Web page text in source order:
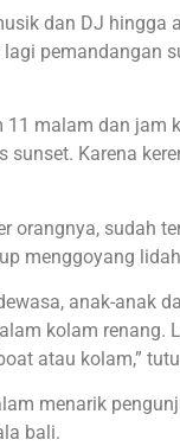
dan DJ hingga
pemandangan
malam dan jam
Karena
orangnya, sudah
menggoyang
anak-anak
kolam renang.
atau kolam,”
menarik
bali.